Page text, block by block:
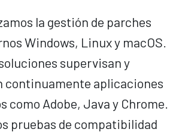
la gestión de parches
Windows, Linux y macOS.
supervisan y
continuamente aplicaciones
como Adobe, Java y Chrome.
pruebas de compatibilidad